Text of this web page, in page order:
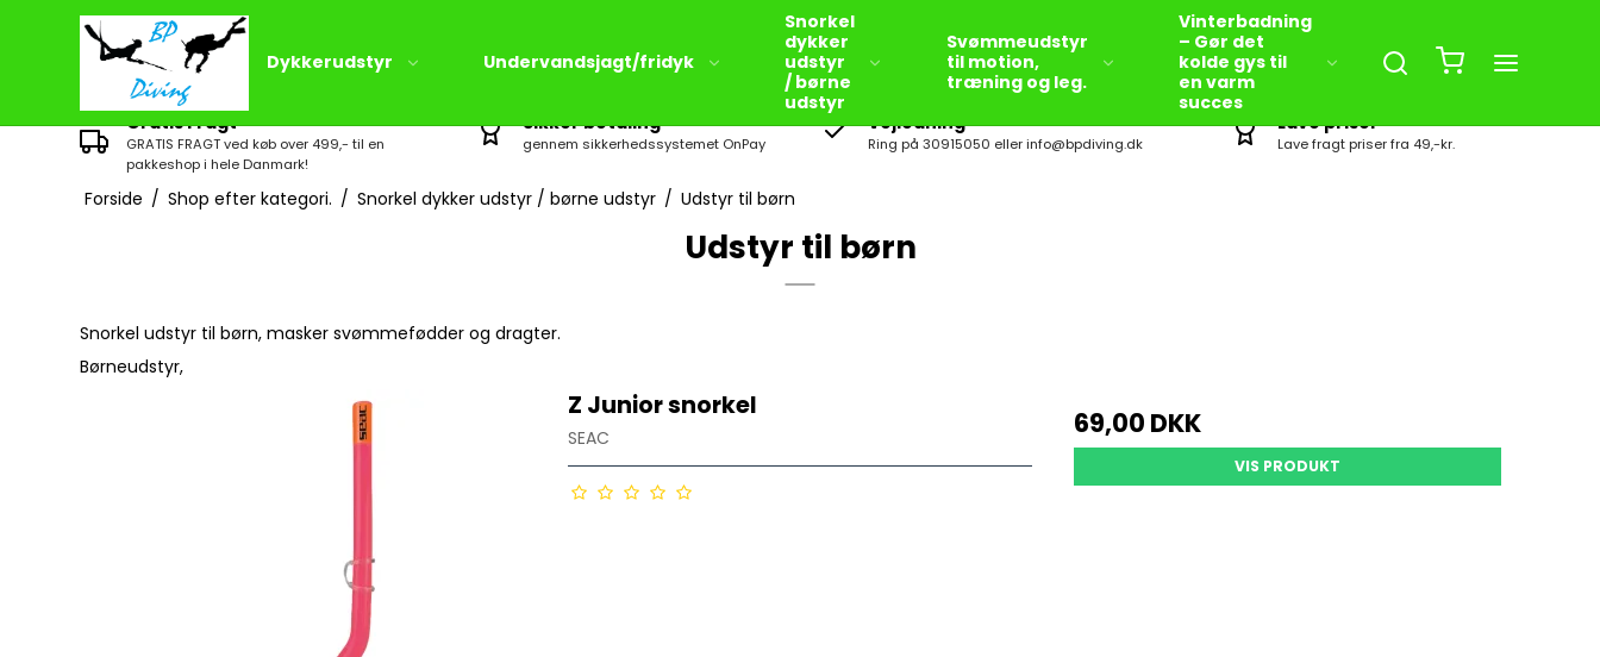
Dykkerudstyr
Tørdragt
sokker
tilbehør /
Undervandsjagt/fridyk
Fridykker dragt
Fridykker Computer
Snorkel
dykker
udstyr
/ børne
udstyr
Snorkel sæt til børn
Dykker briller/masker til
børn
Svømmeudstyr
til motion,
træning og leg.
Vinterbadning
– Gør det
kolde gys til
en varm
succes
Gratis Fragt
GRATIS FRAGT ved køb over 499,- til en
pakkeshop i hele Danmark!
Sikker betaling
gennem sikkerhedssystemet OnPay
Vejledning
Ring på 30915050 eller info@bpdiving.dk
Lave priser
Lave fragt priser fra 49,-kr.
Forside / Shop efter kategori. / Snorkel dykker udstyr / børne udstyr / Udstyr til børn
Udstyr til børn
Snorkel udstyr til børn, masker svømmefødder og dragter.
Børneudstyr,
Z Junior snorkel
SEAC 69,00 DKK
VIS PRODUKT